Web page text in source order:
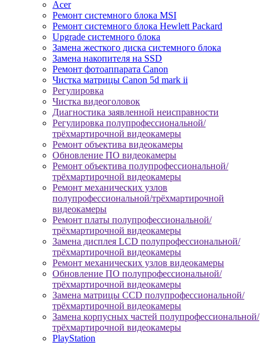
Acer
Ремонт системного блока MSI
Ремонт системного блока Hewlett Packard
Upgrade системного блока
Замена жесткого диска системного блока
Замена накопителя на SSD
Ремонт фотоаппарата Canon
Чистка матрицы Canon 5d mark ii
Регулировка
Чистка видеоголовок
Диагностика заявленной неисправности
Регулировка полупрофессиональной/
трёхмартирочной видеокамеры
Ремонт объектива видеокамеры
Обновление ПО видеокамеры
Ремонт объектива полупрофессиональной/
трёхмартирочной видеокамеры
Ремонт механических узлов
полупрофессиональной/трёхмартирочной
видеокамеры
Ремонт платы полупрофессиональной/
трёхмартирочной видеокамеры
Замена дисплея LCD полупрофессиональной/
трёхмартирочной видеокамеры
Ремонт механических узлов видеокамеры
Обновление ПО полупрофессиональной/
трёхмартирочной видеокамеры
Замена матрицы CCD полупрофессиональной/
трёхмартирочной видеокамеры
Замена корпусных частей полупрофессиональной/
трёхмартирочной видеокамеры
PlayStation